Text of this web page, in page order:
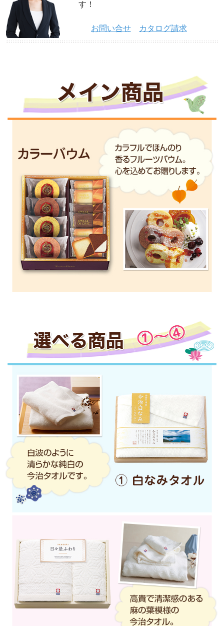
す！
お問い合せ カタログ請求